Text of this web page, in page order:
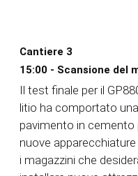
Cantiere 3
15:00 - Scansione del
Il test finale per il
litio ha comportato
pavimento in cemento
nuove
i magazzini che